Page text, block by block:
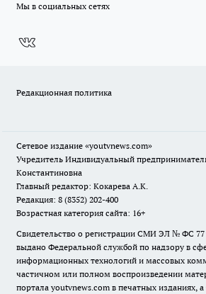
Мы в социальных сетях
Редакционная политика
Сетевое издание «youtvnews.com»
Учредитель Индивидуальный
Константиновна
Главный редактор: Кокарева А.К.
Редакция: 8 (8352) 202-400
Возрастная категория сайта: 16+
Свидетельство о регистрации СМИ ЭЛ № ФС 77
выдано Федеральной службой по надзору в
информационных технологий и массовых
частичном или полном воспроизведении
портала youtvnews.com в печатных изданиях,